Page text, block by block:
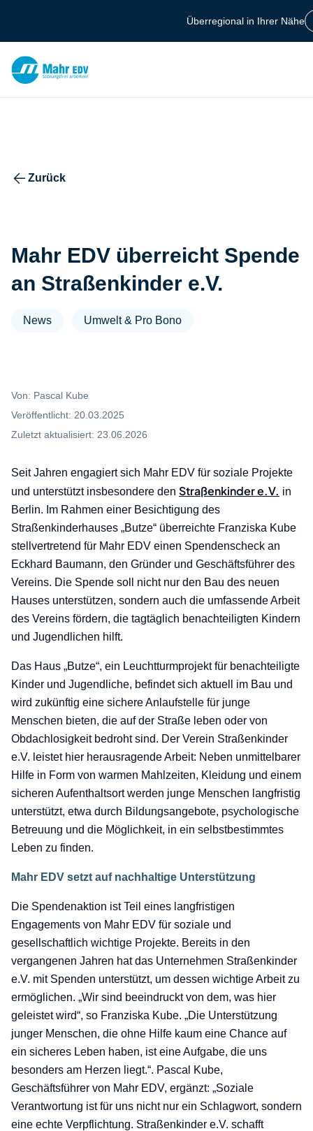
Überregional in Ihrer Nähe
Zurück
Mahr EDV überreicht Spende
an Straßenkinder e.V.
News Umwelt & Pro Bono
Von: Pascal Kube
Veröffentlicht: 20.03.2025
Zuletzt aktualisiert: 23.06.2026
Seit Jahren engagiert sich Mahr EDV für soziale Projekte
und unterstützt insbesondere den Straßenkinder e.V. in
Berlin. Im Rahmen einer Besichtigung des
Straßenkinderhauses „Butze“ überreichte Franziska Kube
stellvertretend für Mahr EDV einen Spendenscheck an
Eckhard Baumann, den Gründer und Geschäftsführer des
Vereins. Die Spende soll nicht nur den Bau des neuen
Hauses unterstützen, sondern auch die umfassende Arbeit
des Vereins fördern, die tagtäglich benachteiligten Kindern
und Jugendlichen hilft.
Das Haus „Butze“, ein Leuchtturmprojekt für benachteiligte
Kinder und Jugendliche, befindet sich aktuell im Bau und
wird zukünftig eine sichere Anlaufstelle für junge
Menschen bieten, die auf der Straße leben oder von
Obdachlosigkeit bedroht sind. Der Verein Straßenkinder
e.V. leistet hier herausragende Arbeit: Neben unmittelbarer
Hilfe in Form von warmen Mahlzeiten, Kleidung und einem
sicheren Aufenthaltsort werden junge Menschen langfristig
unterstützt, etwa durch Bildungsangebote, psychologische
Betreuung und die Möglichkeit, in ein selbstbestimmtes
Leben zu finden.
Mahr EDV setzt auf nachhaltige Unterstützung
Die Spendenaktion ist Teil eines langfristigen
Engagements von Mahr EDV für soziale und
gesellschaftlich wichtige Projekte. Bereits in den
vergangenen Jahren hat das Unternehmen Straßenkinder
e.V. mit Spenden unterstützt, um dessen wichtige Arbeit zu
ermöglichen. „Wir sind beeindruckt von dem, was hier
geleistet wird“, so Franziska Kube. „Die Unterstützung
junger Menschen, die ohne Hilfe kaum eine Chance auf
ein sicheres Leben haben, ist eine Aufgabe, die uns
besonders am Herzen liegt.“. Pascal Kube,
Geschäftsführer von Mahr EDV, ergänzt: „Soziale
Verantwortung ist für uns nicht nur ein Schlagwort, sondern
eine echte Verpflichtung. Straßenkinder e.V. schafft